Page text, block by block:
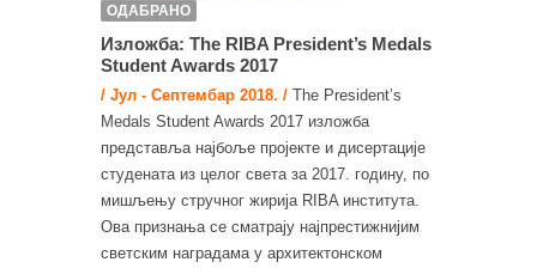
ОДАБРАНО
Изложба: The RIBA President’s Medals
Student Awards 2017
/ Јул - Септембар 2018. / The President’s
Medals Student Awards 2017 изложба
представља најбоље пројекте и дисертације
студената из целог света за 2017. годину, по
мишљењу стручног жирија RIBA института.
Ова признања се сматрају најпрестижнијим
светским наградама у архитектонском